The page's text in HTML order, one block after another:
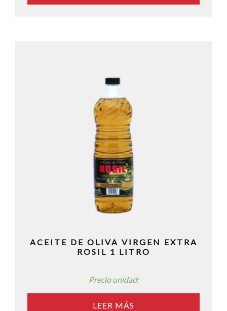
ACEITE DE OLIVA VIRGEN EXTRA
ROSIL 1 LITRO
Precio unidad:
LEER MÁS